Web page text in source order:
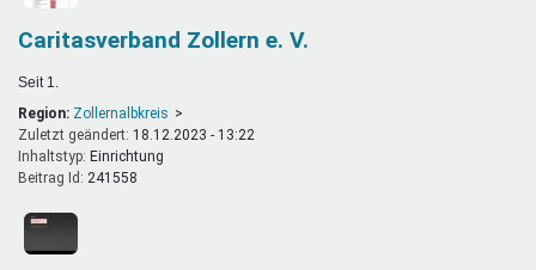
Caritasverband Zollern e. V.
Seit 1.
Region: Zollernalbkreis
Zuletzt geändert: 18.12.2023 - 13:22
Inhaltstyp:
einrichtung
Beitrag Id: 241558